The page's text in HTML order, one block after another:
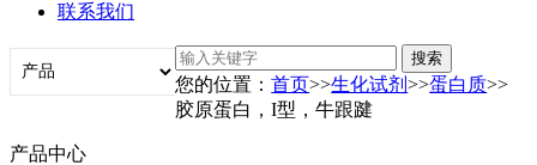
联系我们
您的位置：首页>>生化试剂>>蛋白质>>
胶原蛋白，I型，牛跟踺
产品中心